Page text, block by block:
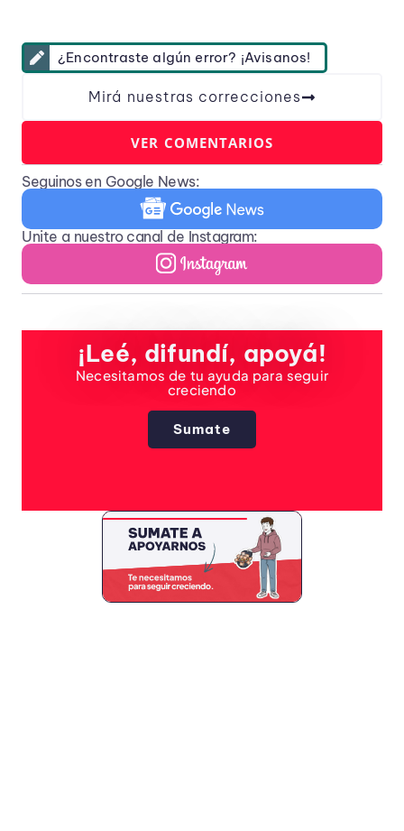
¿Encontraste algún error? ¡Avisanos!
Mirá nuestras correcciones
VER COMENTARIOS
Seguinos en Google News:
Unite a nuestro canal de Instagram:
¡Leé, difundí, apoyá!
Necesitamos de tu ayuda para seguir
creciendo
Sumate